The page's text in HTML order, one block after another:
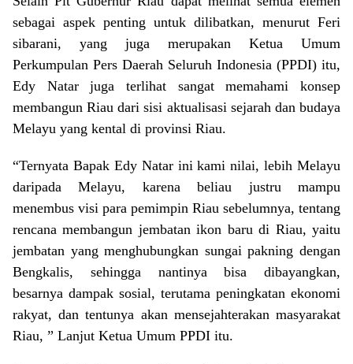
sebagai aspek penting untuk dilibatkan, menurut Feri
sibarani, yang juga merupakan Ketua Umum
Perkumpulan Pers Daerah Seluruh Indonesia (PPDI) itu,
Edy Natar juga terlihat sangat memahami konsep
membangun Riau dari sisi aktualisasi sejarah dan budaya
Melayu yang kental di provinsi Riau.
“Ternyata Bapak Edy Natar ini kami nilai, lebih Melayu
daripada Melayu, karena beliau justru mampu
menembus visi para pemimpin Riau sebelumnya, tentang
rencana membangun jembatan ikon baru di Riau, yaitu
jembatan yang menghubungkan sungai pakning dengan
Bengkalis, sehingga nantinya bisa dibayangkan,
besarnya dampak sosial, terutama peningkatan ekonomi
rakyat, dan tentunya akan mensejahterakan masyarakat
Riau, ” Lanjut Ketua Umum PPDI itu.